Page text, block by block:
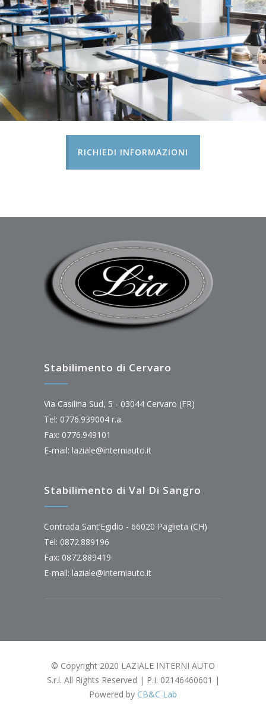
RICHIEDI INFORMAZIONI
Stabilimento di Cervaro
Via Casilina Sud, 5 - 03044 Cervaro (FR)
Tel: 0776.939004 r.a.
Fax: 0776.949101
E-mail: laziale@interniauto.it
Stabilimento di Val Di Sangro
Contrada Sant’Egidio - 66020 Paglieta (CH)
Tel: 0872.889196
Fax: 0872.889419
E-mail: laziale@interniauto.it
© Copyright 2020 LAZIALE INTERNI AUTO
S.r.l. All Rights Reserved | P.I. 02146460601 |
Powered by CB&C Lab